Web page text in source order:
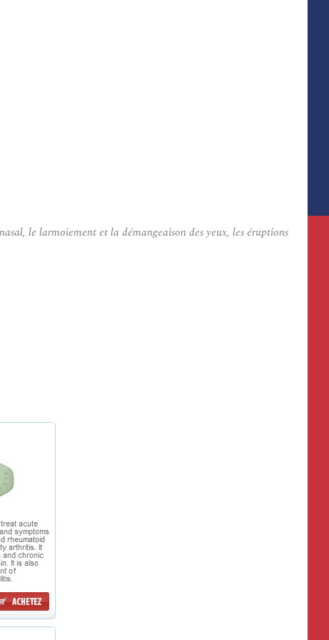
le larmoiement et la démangeaison des yeux, les éruptions